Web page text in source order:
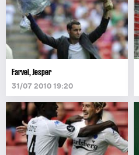
Farvel, Jesper
31/07 2010 19:20